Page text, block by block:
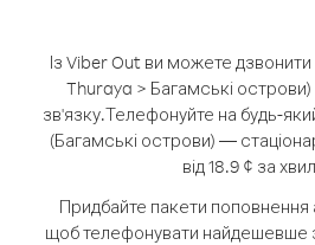
Із Viber Out ви можете
Thuraya > Багамські
зв'язку.Телефонуйте на будь-
(Багамські острови) —
від 18.9 ¢ за
Придбайте пакети
щоб телефонувати найдешевше